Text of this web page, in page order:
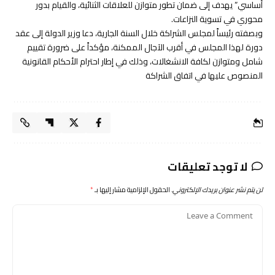
أساسي” يهدف إلى ضمان تطور متوازن للعلاقات الثنائية، والقيام بدور
محوري في تسوية النزاعات.
وبصفته رئيساً لمجلس الشراكة خلال السنة الجارية، دعا وزير الدولة إلى عقد
دورة لهذا المجلس في أقرب الآجال الممكنة، مؤكداً على ضرورة تقييم
شامل ومتوازن لكافة الانشغالات، وذلك في إطار احترام الأحكام القانونية
المنصوص عليها في اتفاق الشراكة
لا توجد تعليقات
لن يتم نشر عنوان بريدك الإلكتروني.الحقول الإلزامية مشار إليها بـ*